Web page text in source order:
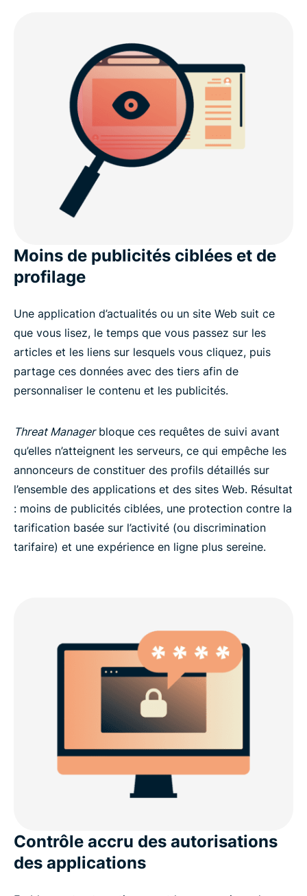
Moins de publicités ciblées et de
profilage
Une application d’actualités ou un site Web suit ce
que vous lisez, le temps que vous passez sur les
articles et les liens sur lesquels vous cliquez, puis
partage ces données avec des tiers afin de
personnaliser le contenu et les publicités.
Threat Managerbloque ces requêtes de suivi avant
qu’elles n’atteignent les serveurs, ce qui empêche les
annonceurs de constituer des profils détaillés sur
l’ensemble des applications et des sites Web. Résultat
: moins de publicités ciblées, une protection contre la
tarification basée sur l’activité (ou discrimination
tarifaire) et une expérience en ligne plus sereine.
Contrôle accru des autorisations
des applications